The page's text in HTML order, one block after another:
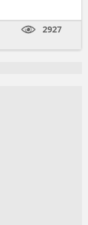
2927